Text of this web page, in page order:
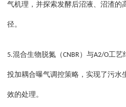
气机理，并探索发酵后沼液、沼渣的
径。
5.混合生物脱氮（CNBR）与A2/O工艺
投加耦合曝气调控策略，实现了污水
效的处理。